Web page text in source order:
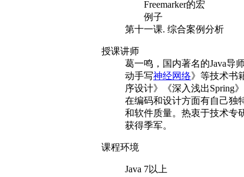
Freemarker的宏
例子
第十一课. 综合案例分析
授课讲师
葛一鸣，国内著名的Java导
动手写神经网络》等技术书
序设计》《深入浅出Spring
在编码和设计方面有自己独
和软件质量。热衷于技术专
获得季军。
课程环境
Java 7以上